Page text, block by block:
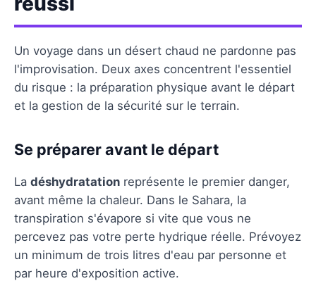
Un voyage dans un désert chaud ne pardonne pas
l'improvisation. Deux axes concentrent l'essentiel
du risque : la préparation physique avant le départ
et la gestion de la sécurité sur le terrain.
Se préparer avant le départ
La déshydratation représente le premier danger,
avant même la chaleur. Dans le Sahara, la
transpiration s'évapore si vite que vous ne
percevez pas votre perte hydrique réelle. Prévoyez
un minimum de trois litres d'eau par personne et
par heure d'exposition active.